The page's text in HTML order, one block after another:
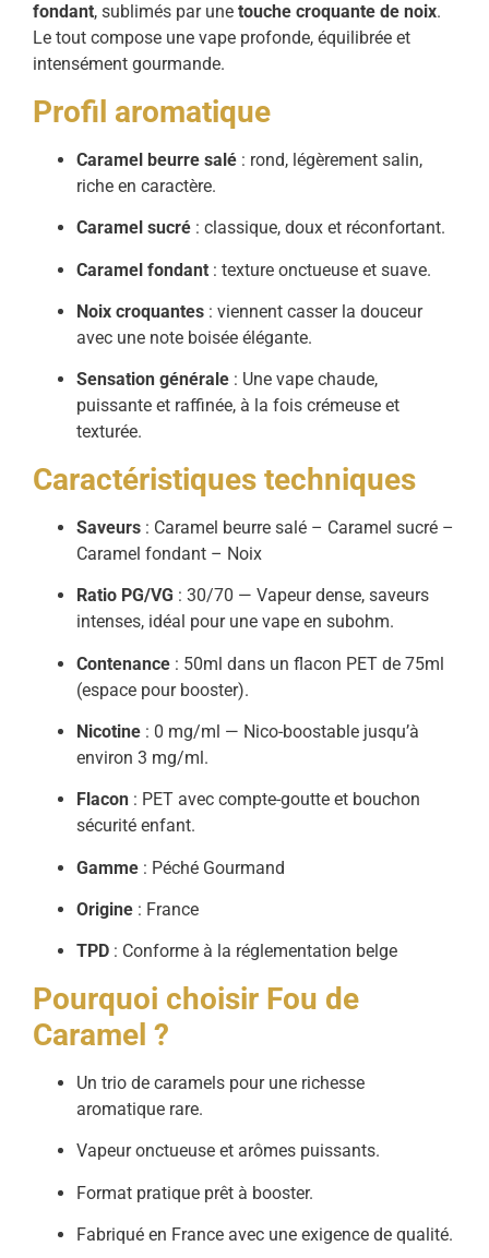
fondant, sublimés par une touche croquante de noix.
Le tout compose une vape profonde, équilibrée et
intensément gourmande.
Profil aromatique
Caramel beurre salé : rond, légèrement salin,
riche en caractère.
Caramel sucré : classique, doux et réconfortant.
Caramel fondant : texture onctueuse et suave.
Noix croquantes : viennent casser la douceur
avec une note boisée élégante.
Sensation générale : Une vape chaude,
puissante et raffinée, à la fois crémeuse et
texturée.
Caractéristiques techniques
Saveurs : Caramel beurre salé – Caramel sucré –
Caramel fondant – Noix
Ratio PG/VG : 30/70 — Vapeur dense, saveurs
intenses, idéal pour une vape en subohm.
Contenance : 50ml dans un flacon PET de 75ml
(espace pour booster).
Nicotine : 0 mg/ml — Nico-boostable jusqu’à
environ 3 mg/ml.
Flacon : PET avec compte-goutte et bouchon
sécurité enfant.
Gamme : Péché Gourmand
Origine : France
TPD : Conforme à la réglementation belge
Pourquoi choisir Fou de
Caramel ?
Un trio de caramels pour une richesse
aromatique rare.
Vapeur onctueuse et arômes puissants.
Format pratique prêt à booster.
Fabriqué en France avec une exigence de qualité.